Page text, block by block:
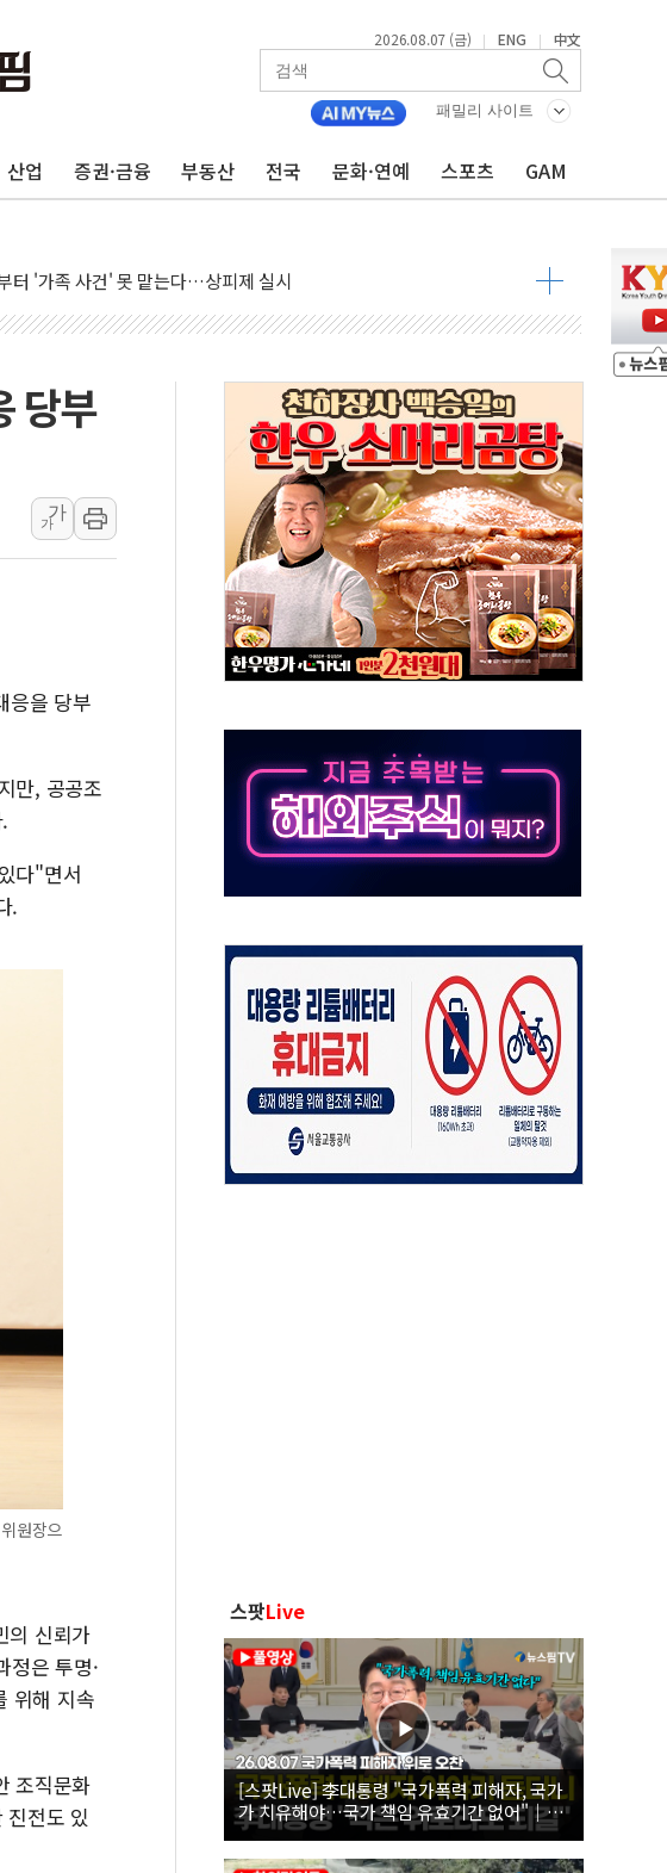
2026.08.07 (금) | ENG | 中文
패밀리 사이트
산업 증권·금융 부동산 전국 문화·연예 스포츠 GAM
예멘 정부군과 사우디 동시 공격… 위기 고조되는 또 다른 중동 화약고
터 '가족 사건' 못 맡는다…상피제 실시
스, 포스코인터·DX 지분 일부 매각
은 서울 등 폭염중대경보 해제…누적 온열질환자 2872명
몽 재현 안돼"...李 부동산 세제안에 與 내부서 '총선·대선 직격탄' 우려
이먼 '대구 프리미엄 아울렛' 건립 '본궤도'
호우 피해 경북 안동·의성 특별재난지역 선포
' 집주인에게 흉기 휘두른 30대 세입자…경찰, 현행범 체포
영업이익 30억원
오, 10일 거래 재개…"재무구조 개편"
명, 농작업 중 온열질환 보장…폭염기 신속 보상 강화
"디엑솜과 美 암 진단 분야 독점 라이선스 계약"
, 폐암 치료제 'VRN11' 캐나다 IND 신청
명, 육군 3군단과 군 장병 금융교육·전역 지원 협약
교보K-맞춤건강보험' 6개월 배타적사용권 획득
'동전주' 무더기 상폐 위기…관리종목 우려 지정예고 총 63개
낮은 특별공급 경쟁률… 실수요자 관심
당부
가
가
응을 당부
만, 공공조
다"면서
.
원장으
의 신뢰가
은 투명·
위해 지속
조직문화
전도 있
스팟Live
[스팟Live] 李대통령 "국가폭력 피해자, 국가
가 치유해야…국가 책임 유효기간 없어"｜
26.08.07 국가폭력 피해자 위로 오찬